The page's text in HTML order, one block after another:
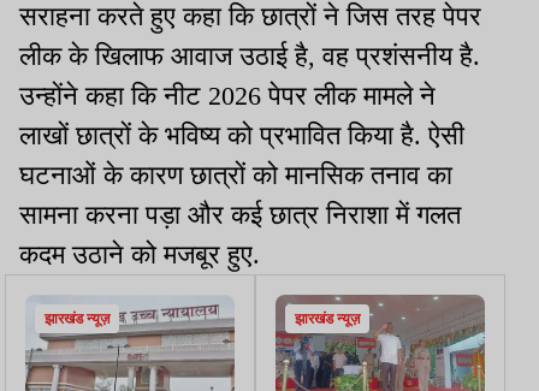
सराहना करते हुए कहा कि छात्रों ने जिस तरह पेपर
लीक के खिलाफ आवाज उठाई है, वह प्रशंसनीय है.
उन्होंने कहा कि नीट 2026 पेपर लीक मामले ने
लाखों छात्रों के भविष्य को प्रभावित किया है. ऐसी
घटनाओं के कारण छात्रों को मानसिक तनाव का
सामना करना पड़ा और कई छात्र निराशा में गलत
कदम उठाने को मजबूर हुए.
झारखंड न्यूज़ झारखंड न्यूज़